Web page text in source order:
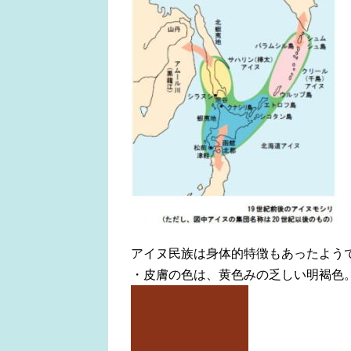
アイヌ民族は身体的特徴もあったよう
・皮膚の色は、黄色みの乏しい明褐色